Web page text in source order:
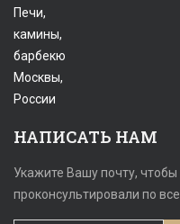
НАПИСАТЬ НАМ
Укажите Вашу почту,
проконсультировали по